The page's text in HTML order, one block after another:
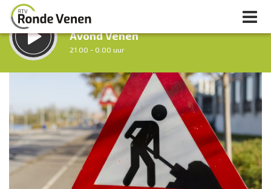
LUISTER LIVE:
Avond Venen
21.00 - 0.00 uur
Nacht van De Ronde Venen
0.00 - 7.00 uur
Vorig uur
uur 1 van 0 Volgend uur
Inklappen